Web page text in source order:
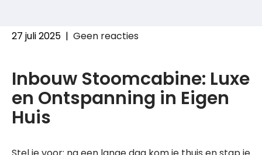
27 juli 2025 | Geen reacties
Inbouw Stoomcabine: Luxe
en Ontspanning in Eigen
Huis